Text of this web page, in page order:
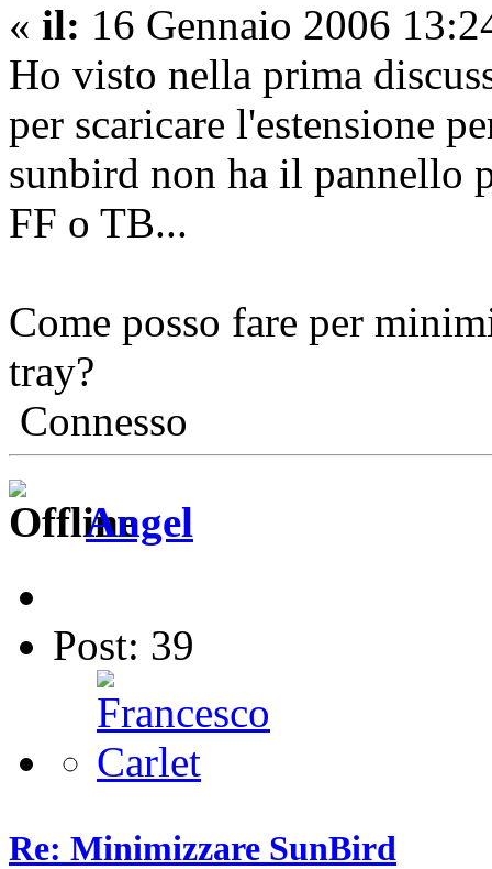
« il: 16 Gennaio 2006
Ho visto nella prima
per scaricare l'estensione
sunbird non ha il pannello
FF o TB...
Come posso fare per
tray?
Connesso
Angel
Post: 39
Re: Minimizzare SunBird